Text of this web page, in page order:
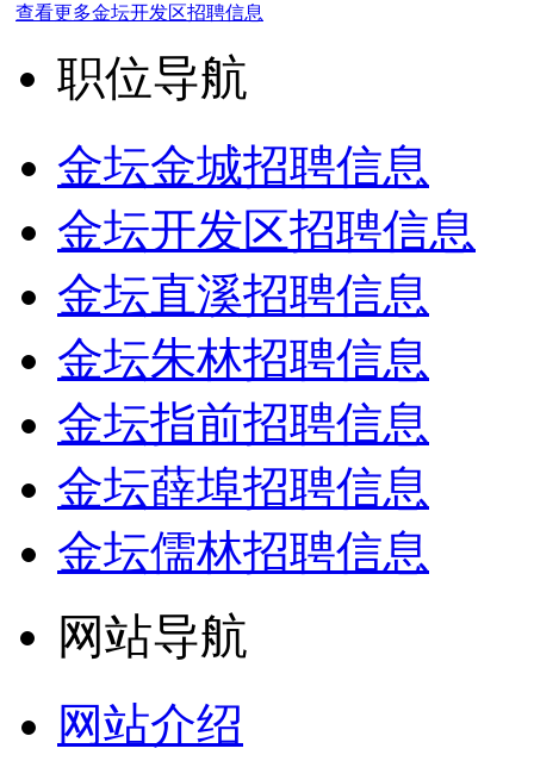
查看更多金坛开发区招聘信息
职位导航
金坛金城招聘信息
金坛开发区招聘信息
金坛直溪招聘信息
金坛朱林招聘信息
金坛指前招聘信息
金坛薛埠招聘信息
金坛儒林招聘信息
网站导航
网站介绍